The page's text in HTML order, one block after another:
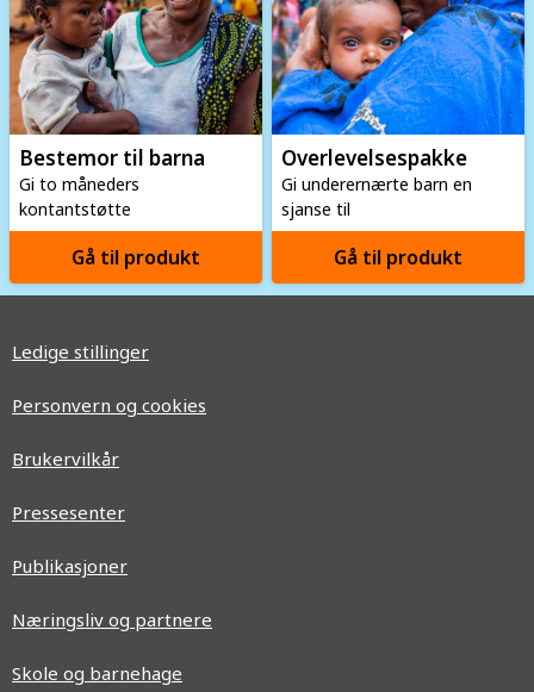
Bestemor til barna
Gi to måneders
kontantstøtte
Gå til produkt
Overlevelses­pakke
Gi underernærte barn en
sjanse til
Gå til produkt
Ledige stillinger
Personvern og cookies
Brukervilkår
Pressesenter
Publikasjoner
Næringsliv og partnere
Skole og barnehage